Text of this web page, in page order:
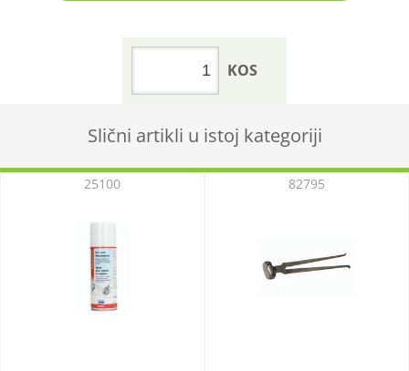
KOS
Slični artikli u istoj kategoriji
25100 82795